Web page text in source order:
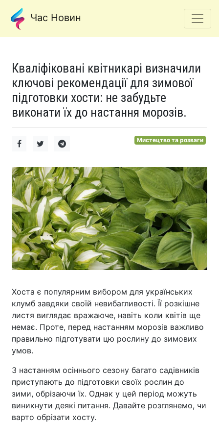
Час Новин
Кваліфіковані квітникарі визначили
ключові рекомендації для зимової
підготовки хости: не забудьте
виконати їх до настання морозів.
Мистецтво та розваги
Хоста є популярним вибором для українських
клумб завдяки своїй невибагливості. Її розкішне
листя виглядає вражаюче, навіть коли квітів ще
немає. Проте, перед настанням морозів важливо
правильно підготувати цю рослину до зимових
умов.
З настанням осіннього сезону багато садівників
приступають до підготовки своїх рослин до
зими, обрізаючи їх. Однак у цей період можуть
виникнути деякі питання. Давайте розглянемо, чи
варто обрізати хосту.